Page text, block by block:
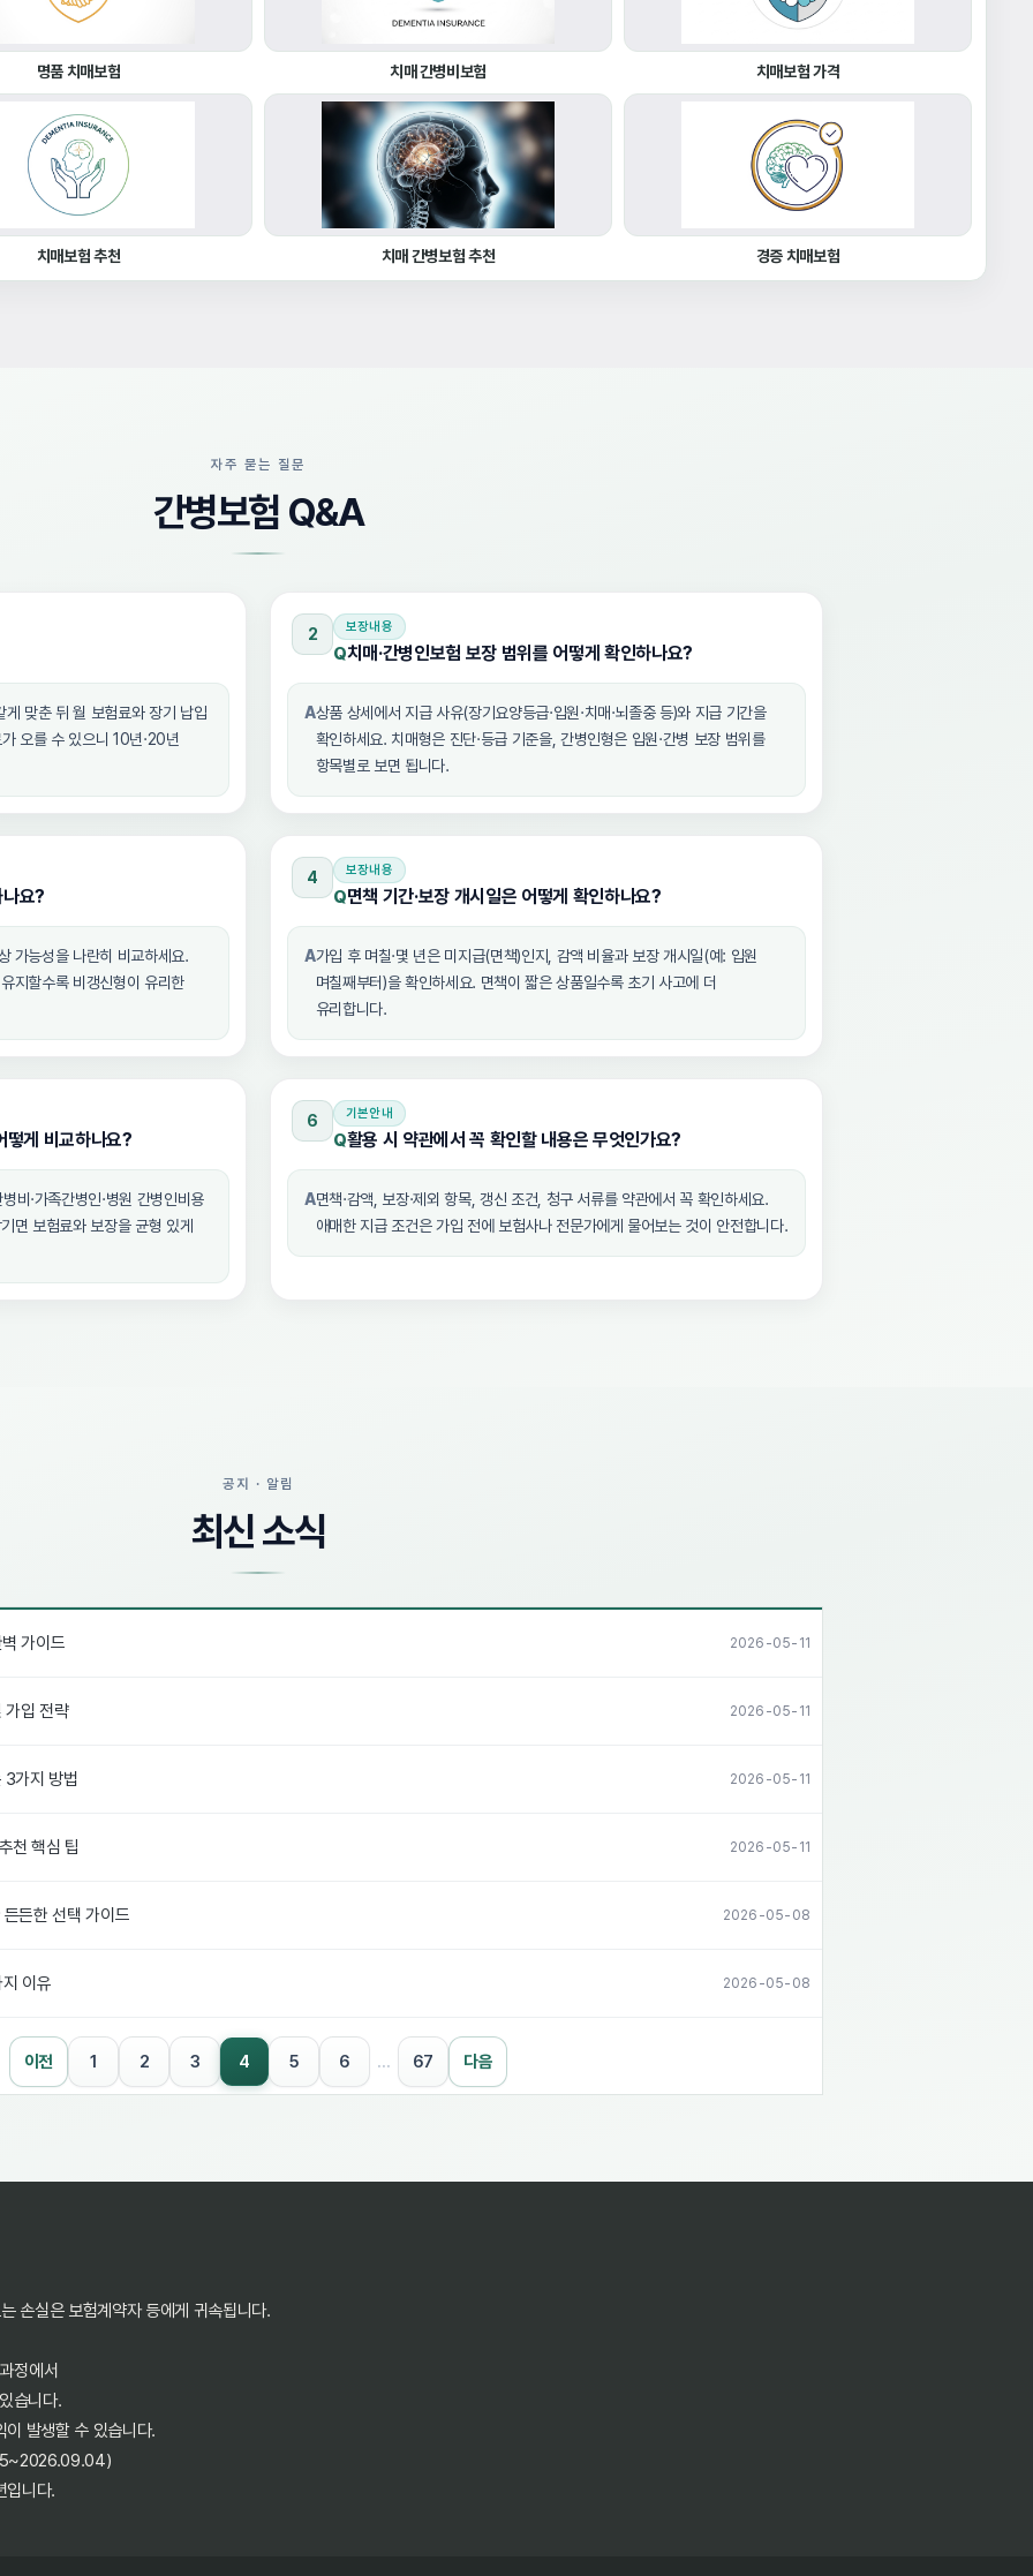
명품 치매보험 치매 간병비보험 치매보험 가격
치매보험 추천 치매 간병보험 추천 경증 치매보험
자주 묻는 질문
간병보험 Q&A
게 맞춘 뒤 월 보험료와 장기 납입
오를 수 있으니 10년·20년
2 보장내용
Q치매·간병인보험 보장 범위를 어떻게 확인하나요?
A상품 상세에서 지급 사유(장기요양등급·입원·치매·뇌졸중 등)와 지급 기간을
확인하세요. 치매형은 진단·등급 기준을, 간병인형은 입원·간병 보장 범위를
항목별로 보면 됩니다.
나요?
가능성을 나란히 비교하세요.
지할수록 비갱신형이 유리한
4 보장내용
Q면책 기간·보장 개시일은 어떻게 확인하나요?
A가입 후 며칠·몇 년은 미지급(면책)인지, 감액 비율과 보장 개시일(예: 입원
며칠째부터)을 확인하세요. 면책이 짧은 상품일수록 초기 사고에 더
유리합니다.
떻게 비교하나요?
비·가족간병인·병원 간병인비용
면 보험료와 보장을 균형 있게
6 기본안내
Q활용 시 약관에서 꼭 확인할 내용은 무엇인가요?
A면책·감액, 보장·제외 항목, 갱신 조건, 청구 서류를 약관에서 꼭 확인하세요.
애매한 지급 조건은 가입 전에 보험사나 전문가에게 물어보는 것이 안전합니다.
공지 · 알림
최신 소식
2026-05-11
가이드
2026-05-11
입 전략
2026-05-11
가지 방법
2026-05-11
천 핵심 팁
2026-05-08
든한 선택 가이드
2026-05-08
이유
이전 1 2 3 4 5 6 … 67 다음
손실은 보험계약자 등에게 귀속됩니다.
정에서
습니다.
발생할 수 있습니다.
입니다.